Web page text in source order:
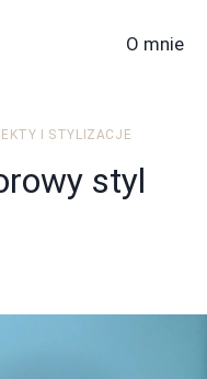
O mnie
I STYLIZACJE
styl